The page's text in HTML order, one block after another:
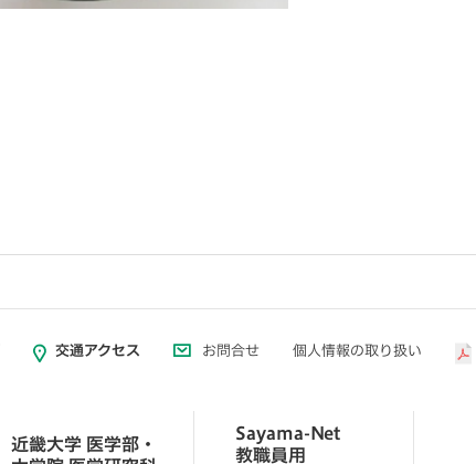
交通アクセス お問合せ 個人情報の取り扱い
近畿大学 医学部・
Sayama-Net
教職員用